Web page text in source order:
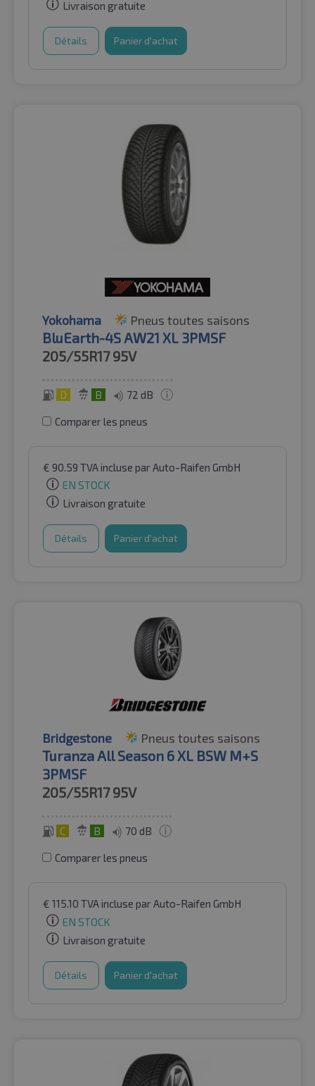
Livraison gratuite
Détails Panier d'achat
Yokohama Pneus toutes saisons
BluEarth-4S AW21 XL 3PMSF
205/55R17 95V
D B 72 dB
Comparer les pneus
€ 90.59 TVA incluse par Auto-Raifen GmbH
EN STOCK
Livraison gratuite
Détails Panier d'achat
Bridgestone Pneus toutes saisons
Turanza All Season 6 XL BSW M+S
3PMSF
205/55R17 95V
C B 70 dB
Comparer les pneus
€ 115.10 TVA incluse par Auto-Raifen GmbH
EN STOCK
Livraison gratuite
Détails Panier d'achat